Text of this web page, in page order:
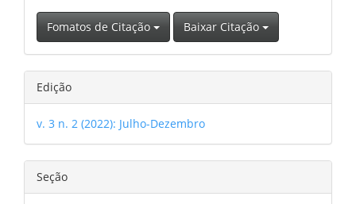
Fomatos de Citação Baixar Citação
Edição
v. 3 n. 2 (2022): Julho-Dezembro
Seção